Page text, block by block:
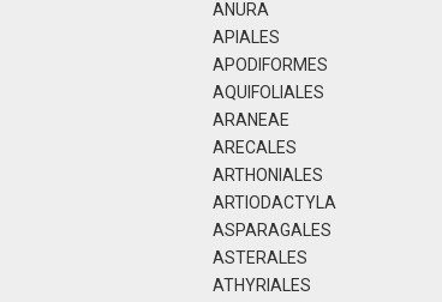
ANURA
APIALES
APODIFORMES
AQUIFOLIALES
ARANEAE
ARECALES
ARTHONIALES
ARTIODACTYLA
ASPARAGALES
ASTERALES
ATHYRIALES